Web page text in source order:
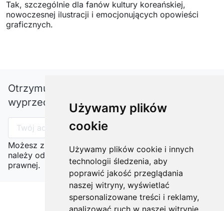
Używamy plików
cookie
Używamy plików cookie i innych
technologii śledzenia, aby
poprawić jakość przeglądania
naszej witryny, wyświetlać
spersonalizowane treści i reklamy,
analizować ruch w naszej witrynie
Manhwa fantasy, romanse i
historie akcji
serie akcji osadzone w futurystycznych lub
współczesnych realiach. Czytelnicy chętnie sięgają
również po dramaty obyczajowe i thrillery, które
oferują bardziej realistyczne spojrzenie na życie
postaci.
Różnorodność gatunkowa sprawia, że manhwa trafia
zarówno do młodszych odbiorców, jak i dorosłych
fanów komiksu poszukujących nowych doświadczeń
Tak, szczególnie dla fanów kultury koreańskiej,
nowoczesnej ilustracji i emocjonujących opowieści
graficznych.
Otrzymuj informację o nowościach i
wyprzedażach
Możesz zrezygnować w każdej chwili. W tym celu
należy odnaleźć szczegóły w naszej informacji
prawnej.